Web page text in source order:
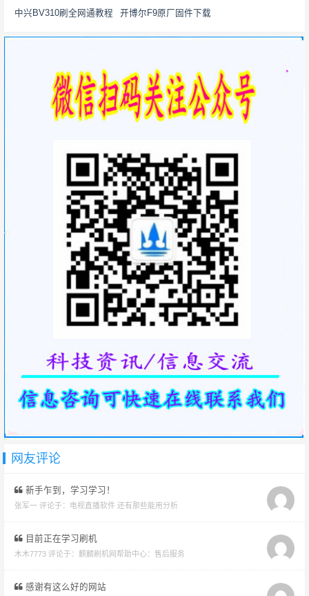
中兴BV310刷全网通教程 开博尔F9原厂固件下载
网友评论
新手乍到，学习学习！
张军一 评论于： 电视直播软件 还有那些能用分析
目前正在学习刷机
木木7773 评论于： 麒麟刷机网帮助中心：售后服务
感谢有这么好的网站